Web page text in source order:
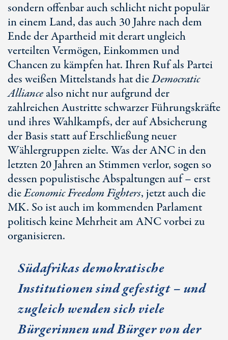
sondern offenbar auch schlicht nicht populär
in einem Land, das auch30 Jahrenach dem
Ende der Apartheid mit derart ungleich
verteilten Vermögen, Einkommen und
Chancen zu kämpfen hat. Ihren Ruf als Partei
des weißen Mittelstands hat dieDemocratic
Alliancealso nicht nur aufgrund der
zahlreichen Austritte schwarzer Führungskräfte
und ihres Wahlkampfs, der auf Absicherung
der Basis statt auf Erschließung neuer
Wählergruppen zielte. Was der ANC in den
letzten20 Jahrenan Stimmen verlor, sogen so
dessen populistische Abspaltungen auf – erst
dieEconomic Freedom Fighters, jetzt auch die
MK. So ist auch im kommenden Parlament
politisch keine Mehrheit am ANC vorbei zu
organisieren.
Südafrikas demokratische
Institutionen sind gefestigt – und
zugleich wenden sich viele
Bürgerinnen und Bürger von der